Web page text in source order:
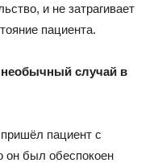
и не затрагивает
пациента.
необычный случай в
пациент с
был обеспокоен